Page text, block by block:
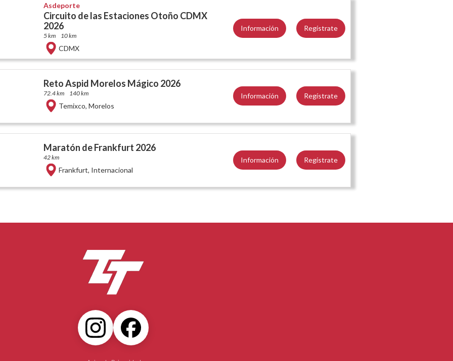
Asdeporte
Circuito de las Estaciones Otoño CDMX
2026
5 km 10 km
CDMX
Información Regístrate
Reto Aspid Morelos Mágico 2026
72.4 km 140 km
Temixco, Morelos
Información Regístrate
Maratón de Frankfurt 2026
42 km
Frankfurt, Internacional
Información Regístrate